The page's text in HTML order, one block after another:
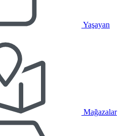
Yaşayan
Mağazalar